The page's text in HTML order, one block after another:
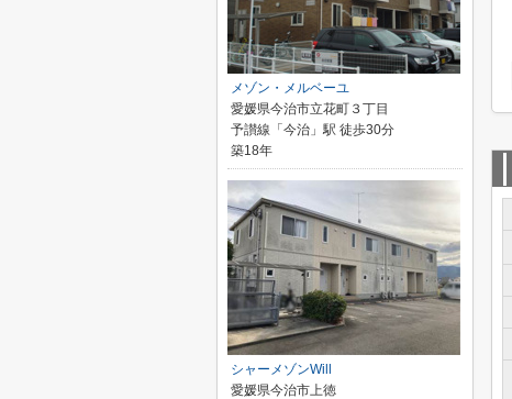
メゾン・メルベーユ
愛媛県今治市立花町３丁目
予讃線「今治」駅 徒歩30分
築18年
シャーメゾンWill
愛媛県今治市上徳